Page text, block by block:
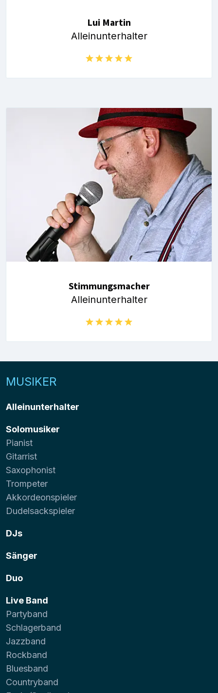
Lui Martin
Alleinunterhalter
Stimmungsmacher
Alleinunterhalter
MUSIKER
Alleinunterhalter
Solomusiker
Pianist
Gitarrist
Saxophonist
Trompeter
Akkordeonspieler
Dudelsackspieler
DJs
Sänger
Duo
Live Band
Partyband
Schlagerband
Jazzband
Rockband
Bluesband
Countryband